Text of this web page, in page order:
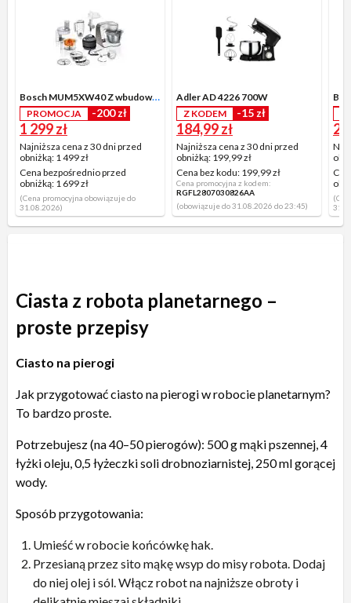
Bosch MUM5XW40 Z wbudowaną wagą Maszynką do mielenia Wyciskarką do cytrusów
PROMOCJA -200 zł
1 299 zł
Najniższa cena z 30 dni przed
obniżką: 1 499 zł
Cena bezpośrednio przed
obniżką: 1 699 zł
(Cena promocyjna obowiązuje do
31.08.2026)
Adler AD 4226 700W
Z KODEM
-15 zł
184,99 zł
Najniższa cena z 30 dni przed
obniżką: 199,99 zł
Cena bez kodu: 199,99 zł
Cena promocyjna z kodem:
RGFL2807030826AA
(obowiązuje do 31.08.2026 do 23:45)
2
Ciasta z robota planetarnego –
proste przepisy
Ciasto na pierogi
Jak przygotować ciasto na pierogi w robocie planetarnym?
To bardzo proste.
Potrzebujesz (na 40–50 pierogów): 500 g mąki pszennej, 4
łyżki oleju, 0,5 łyżeczki soli drobnoziarnistej, 250 ml gorącej
wody.
Sposób przygotowania:
Umieść w robocie końcówkę hak.
Przesianą przez sito mąkę wsyp do misy robota. Dodaj
do niej olej i sól. Włącz robot na najniższe obroty i